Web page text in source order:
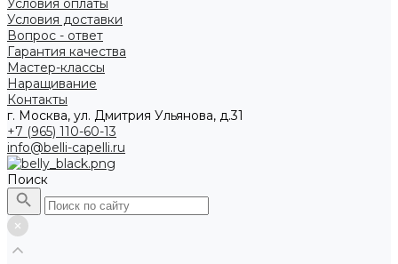
Условия оплаты
Условия доставки
Вопрос - ответ
Гарантия качества
Мастер-классы
Наращивание
Контакты
г. Москва, ул. Дмитрия Ульянова, д.31
+7 (965) 110-60-13
info@belli-capelli.ru
Поиск